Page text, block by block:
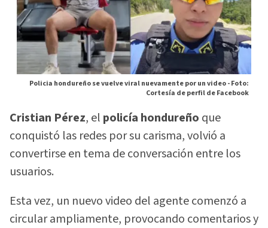
Policia hondureño se vuelve viral nuevamente por un video -Foto:
Cortesía de perfil de Facebook
Cristian Pérez, el policía hondureño que
conquistó las redes por su carisma, volvió a
convertirse en tema de conversación entre los
usuarios.
Esta vez, un nuevo video del agente comenzó a
circular ampliamente, provocando comentarios y